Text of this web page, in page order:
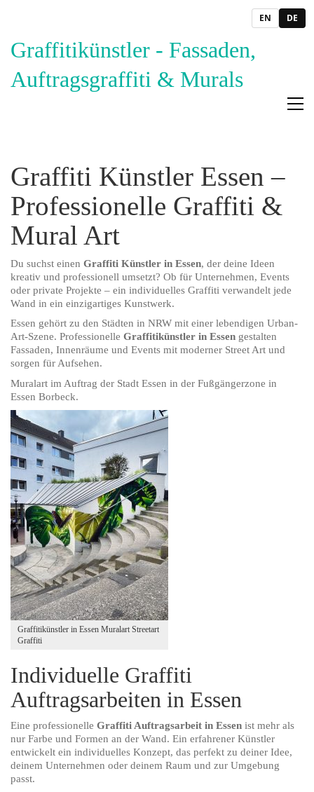
EN DE
Graffitikünstler - Fassaden,
Auftragsgraffiti & Murals
Graffiti Künstler Essen –
Professionelle Graffiti &
Mural Art
Du suchst einen Graffiti Künstler in Essen, der deine Ideen
kreativ und professionell umsetzt? Ob für Unternehmen, Events
oder private Projekte – ein individuelles Graffiti verwandelt jede
Wand in ein einzigartiges Kunstwerk.
Essen gehört zu den Städten in NRW mit einer lebendigen Urban-
Art-Szene. Professionelle Graffitikünstler in Essen gestalten
Fassaden, Innenräume und Events mit moderner Street Art und
sorgen für Aufsehen.
Muralart im Auftrag der Stadt Essen in der Fußgängerzone in
Essen Borbeck.
Graffitikünstler in Essen Muralart Streetart
Graffiti
Individuelle Graffiti
Auftragsarbeiten in Essen
Eine professionelle Graffiti Auftragsarbeit in Essen ist mehr als
nur Farbe und Formen an der Wand. Ein erfahrener Künstler
entwickelt ein individuelles Konzept, das perfekt zu deiner Idee,
deinem Unternehmen oder deinem Raum und zur Umgebung
passt.